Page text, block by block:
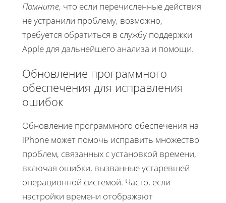
Помните, что если перечисленные действия
не устранили проблему, возможно,
требуется обратиться в службу поддержки
Apple для дальнейшего анализа и помощи.
Обновление программного
обеспечения для исправления
ошибок
Обновление программного обеспечения на
iPhone может помочь исправить множество
проблем, связанных с установкой времени,
включая ошибки, вызванные устаревшей
операционной системой. Часто, если
настройки времени отображают